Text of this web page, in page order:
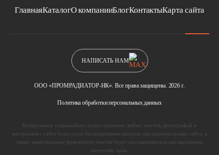
ГлавнаяКаталогО компанииБлогКонтактыКарта сайта
ООО «ПРОМРАДИАТОР-НК». Все права защищены. 2026 г.
Политика обработки персональных данных
НАПИСАТЬ НАМ
Копирование и дальнейшее испространение любых текстов, фотографий и
материалов с сайта hono-r.com без разрешения авторов или администрации сайта, а
также заимствование фрагментов текстов будет рассматриваться как нарушение
авторских прав.